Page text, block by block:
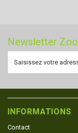
Newsletter
INFORMATIONS
Contact